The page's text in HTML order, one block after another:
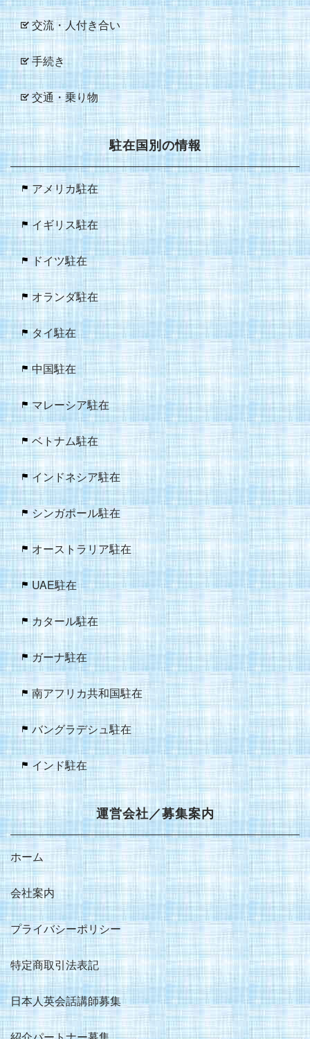
交流・人付き合い
手続き
交通・乗り物
駐在国別の情報
アメリカ駐在
イギリス駐在
ドイツ駐在
オランダ駐在
タイ駐在
中国駐在
マレーシア駐在
ベトナム駐在
インドネシア駐在
シンガポール駐在
オーストラリア駐在
UAE駐在
カタール駐在
ガーナ駐在
南アフリカ共和国駐在
バングラデシュ駐在
インド駐在
運営会社／募集案内
ホーム
会社案内
プライバシーポリシー
特定商取引法表記
日本人英会話講師募集